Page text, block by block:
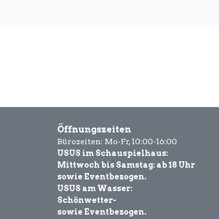
Öffnungszeiten
Bürozeiten: Mo-Fr, 10:00-16:00
USUS im Schauspielhaus:
Mittwoch bis Samstag: ab 18 Uhr
sowie Eventbezogen.
USUS am Wasser:
Schönwetter-
sowie Eventbezogen.